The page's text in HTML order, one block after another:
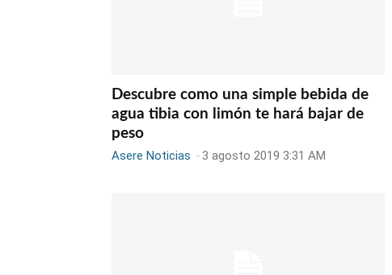
Descubre como una simple bebida de
agua tibia con limón te hará bajar de
peso
Asere Noticias - 3 agosto 2019 3:31 AM